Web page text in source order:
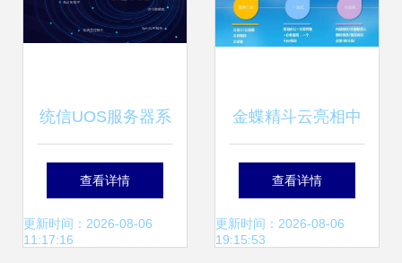
统信UOS服务器系
统v20企业版
(1030)发布，应用
查看详情
更新时间：2026-08-06
11:17:16
金蝶精斗云亮相中
国软件生态大会 共
绘企业云服务新蓝
查看详情
更新时间：2026-08-06
19:15:53